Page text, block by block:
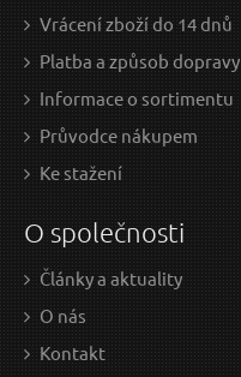
Vrácení zboží do 14 dnů
Platba a způsob dopravy
Informace o sortimentu
Průvodce nákupem
Ke stažení
O společnosti
Články a aktuality
O nás
Kontakt